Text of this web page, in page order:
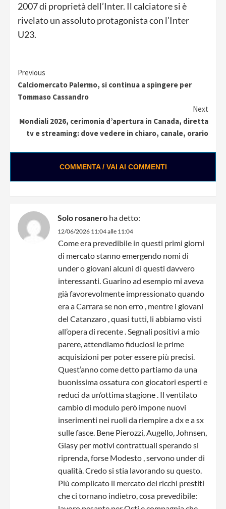
2007 di proprietà dell’Inter. Il calciatore si è
rivelato un assoluto protagonista con l’Inter
U23.
Continue
Reading
Previous
Calciomercato Palermo, si continua a spingere per
Tommaso Cassandro
Next
Mondiali 2026, cerimonia d’apertura in Canada, diretta
tv e streaming: dove vedere in chiaro, canale, orario
COMMENTA / VAI AI COMMENTI
Solo rosanero ha detto:
12/06/2026 11:04 alle 11:04
Come era prevedibile in questi primi giorni
di mercato stanno emergendo nomi di
under o giovani alcuni di questi davvero
interessanti. Guarino ad esempio mi aveva
già favorevolmente impressionato quando
era a Carrara se non erro , mentre i giovani
del Catanzaro , quasi tutti, li abbiamo visti
all’opera di recente . Segnali positivi a mio
parere, attendiamo fiduciosi le prime
acquisizioni per poter essere più precisi.
Quest’anno come detto partiamo da una
buonissima ossatura con giocatori esperti e
reduci da un’ottima stagione . Il ventilato
cambio di modulo però impone nuovi
inserimenti nei ruoli da riempire a dx e a sx
sulle fasce. Bene Pierozzi, Augello, Johnsen,
Giasy per motivi contrattuali sperando si
riprenda, forse Modesto , servono under di
qualità. Credo si stia lavorando su questo.
Più complicato il mercato dei ricchi prestiti
che ci tornano indietro, cosa prevedibile: